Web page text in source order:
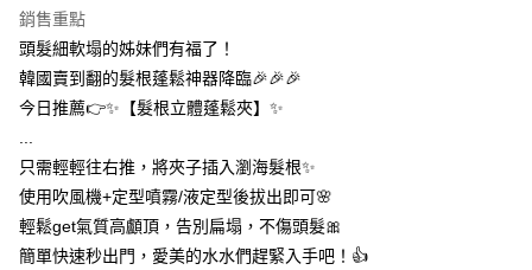
匯豐（台灣）商業銀行
聯邦商業銀行
元大商業銀行
永豐商業銀行
台新國際商業銀行
街口支付
悠遊付
AFTEE先享後付
相關說明
【關於「AFTEE先享後付」】
AFTEE先享後付是「在收到商品之後才付款」的支付方式。 讓您購物簡單
便利好安心！
１．簡單：不需註冊會員、不需綁卡、不需儲值。
２．便利：只要手機號碼，簡訊認證，即可結帳。
ATM付款
運送方式
銷售重點
頭髮細軟塌的姊妹們有福了！
韓國賣到翻的髮根蓬鬆神器降臨🎉🎉🎉
今日推薦👉✨【髮根立體蓬鬆夾】✨
只需輕輕往右推，將夾子插入瀏海髮根✨
使用吹風機+定型噴霧/液定型後拔出即可🌸
輕鬆get氣質高顱頂，告別扁塌，不傷頭髮🎀
簡單快速秒出門，愛美的水水們趕緊入手吧！👍️